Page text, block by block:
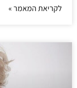
לקריאת המאמר »